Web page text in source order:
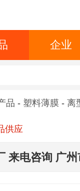
企业
品 - 塑料薄膜 - 离
供应
来电咨询 广